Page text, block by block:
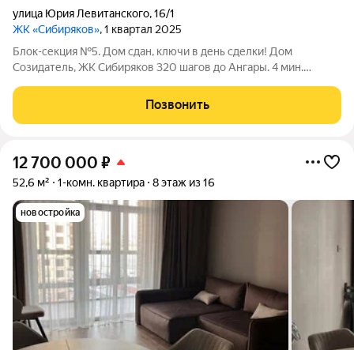
улица Юрия Левитанского,16/1
ЖК «Сибиряков», 1 квартал 2025
Блок-секция №5. Дом сдан, ключи в день сделки! Дом
Созидатель, ЖК Сибиряков 320 шагов до Ангары. 4 мин.
можно приобрести либо в черновом варианте, либо в отделке
White Box (+15 000 руб к цене
Позвонить
12 700 000 ₽
52,6 м² 1-комн. квартира 8 этаж из 16
новостройка